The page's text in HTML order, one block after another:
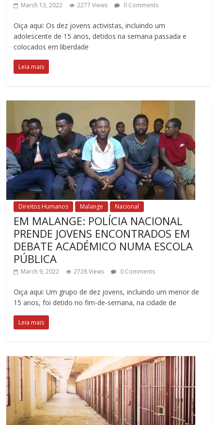
March 13, 2022 2277 Views 0 Comments
Oiça aqui: Os dez jovens activistas, incluindo um
adolescente de 15 anos, detidos na semana passada e
colocados em liberdade
Leia mais
Direitos Humanos Malange Nacional
EM MALANGE: POLÍCIA NACIONAL
PRENDE JOVENS ENCONTRADOS EM
DEBATE ACADÉMICO NUMA ESCOLA
PÚBLICA
March 9, 2022 2728 Views 0 Comments
Oiça aqui: Um grupo de dez jovens, incluindo um menor de
15 anos, foi detido no fim-de-semana, na cidade de
Leia mais